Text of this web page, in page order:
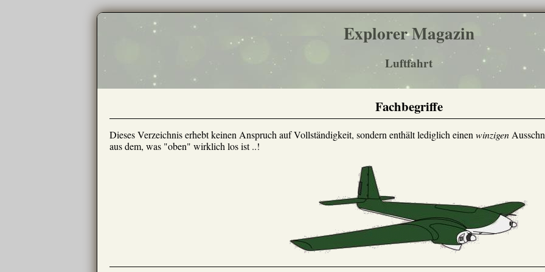
Explorer Magazin
Luftfahrt
Fachbegriffe
Dieses Verzeichnis erhebt keinen Anspruch auf Vollständigkeit, sondern enthält lediglich einen winzigen
aus dem, was "oben" wirklich los ist ..!